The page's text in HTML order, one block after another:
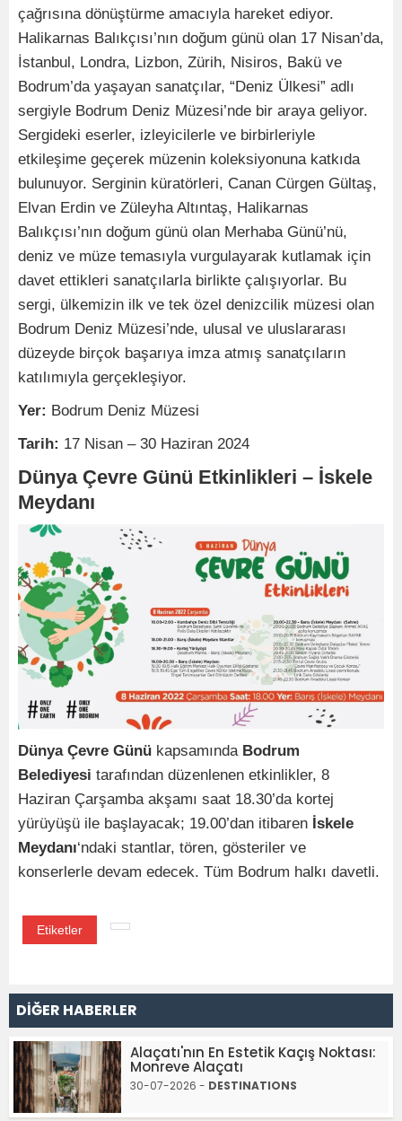
çağrısına dönüştürme amacıyla hareket ediyor.
Halikarnas Balıkçısı’nın doğum günü olan 17 Nisan’da,
İstanbul, Londra, Lizbon, Zürih, Nisiros, Bakü ve
Bodrum’da yaşayan sanatçılar, “Deniz Ülkesi” adlı
sergiyle Bodrum Deniz Müzesi’nde bir araya geliyor.
Sergideki eserler, izleyicilerle ve birbirleriyle
etkileşime geçerek müzenin koleksiyonuna katkıda
bulunuyor. Serginin küratörleri, Canan Cürgen Gültaş,
Elvan Erdin ve Züleyha Altıntaş, Halikarnas
Balıkçısı’nın doğum günü olan Merhaba Günü’nü,
deniz ve müze temasıyla vurgulayarak kutlamak için
davet ettikleri sanatçılarla birlikte çalışıyorlar. Bu
sergi, ülkemizin ilk ve tek özel denizcilik müzesi olan
Bodrum Deniz Müzesi’nde, ulusal ve uluslararası
düzeyde birçok başarıya imza atmış sanatçıların
katılımıyla gerçekleşiyor.
Yer: Bodrum Deniz Müzesi
Tarih: 17 Nisan – 30 Haziran 2024
Dünya Çevre Günü Etkinlikleri – İskele
Meydanı
Dünya Çevre Günü kapsamında Bodrum
Belediyesi tarafından düzenlenen etkinlikler, 8
Haziran Çarşamba akşamı saat 18.30’da kortej
yürüyüşü ile başlayacak; 19.00’dan itibaren İskele
Meydanı‘ndaki stantlar, tören, gösteriler ve
konserlerle devam edecek. Tüm Bodrum halkı davetli.
Etiketler
DİĞER HABERLER
Alaçatı'nın En Estetik Kaçış Noktası:
Monreve Alaçatı
30-07-2026 - DESTINATIONS